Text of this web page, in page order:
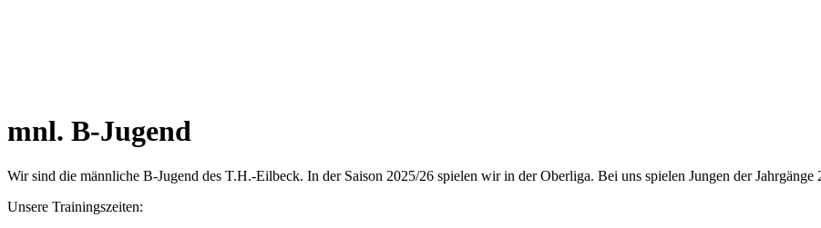
mnl. B-Jugend
Wir sind die männliche B-Jugend des T.H.-Eilbeck. In der Saison 2025/26 spielen wir in der Oberliga. Bei uns spielen Jungen der Jahrgänge
Unsere Trainingszeiten: